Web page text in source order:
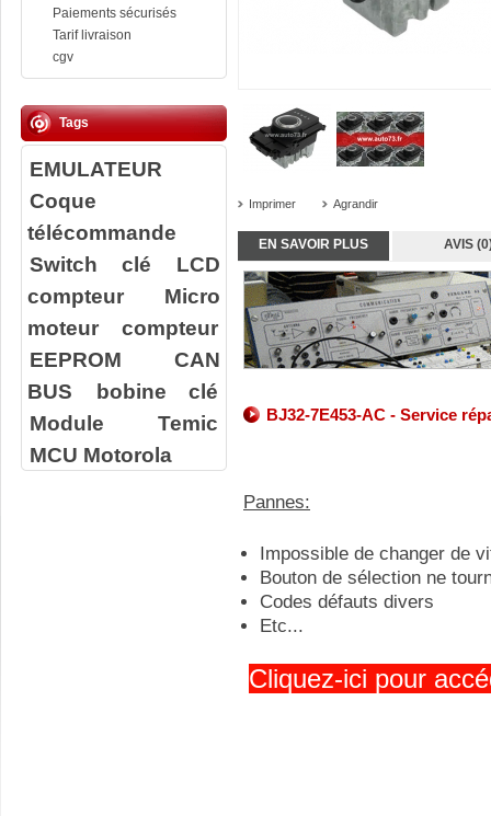
Paiements sécurisés
Tarif livraison
cgv
Tags
EMULATEUR
Coque
télécommande
Switch clé
LCD
compteur
Micro
moteur compteur
EEPROM
CAN
BUS
bobine clé
Module Temic
MCU Motorola
Imprimer Agrandir
EN SAVOIR PLUS AVIS
BJ32-7E453-AC - Service
Pannes:
Impossible de changer de
Bouton de sélection ne
Codes défauts divers
Etc...
Cliquez-ici pour